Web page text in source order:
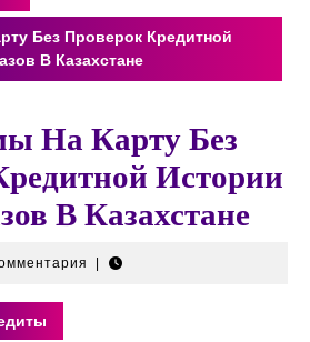
Без Проверок Кредитной
В Казахстане
На Карту Без
Истории
В Казахстане